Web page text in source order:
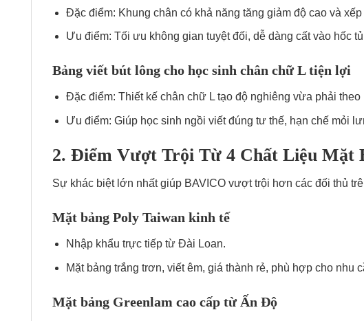
Đặc điểm: Khung chân có khả năng tăng giảm độ cao và
Ưu điểm: Tối ưu không gian tuyệt đối, dễ dàng cất vào hốc
Bảng viết bút lông cho học sinh chân chữ L tiện lợi
Đặc điểm: Thiết kế chân chữ L tạo độ nghiêng vừa phải theo
Ưu điểm: Giúp học sinh ngồi viết đúng tư thế, hạn chế mỏi
2. Điểm Vượt Trội Từ 4 Chất Liệu Mặt
Sự khác biệt lớn nhất giúp BAVICO vượt trội hơn các đối thủ
Mặt bảng Poly Taiwan kinh tế
Nhập khẩu trực tiếp từ Đài Loan.
Mặt bảng trắng trơn, viết êm, giá thành rẻ, phù hợp cho nhu
Mặt bảng Greenlam cao cấp từ Ấn Độ